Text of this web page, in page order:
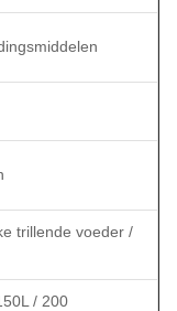
trillende voeder /
/ 200